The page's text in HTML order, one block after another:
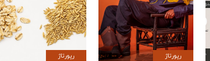
رپورتاژ رپورتاژ